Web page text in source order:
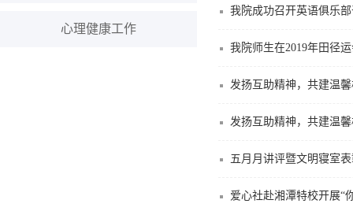
心理健康工作
我院成功召开英语俱乐
我院师生在2019年田径
发扬互助精神，共建温
发扬互助精神，共建温
五月月讲评暨文明寝室
爱心社赴湘潭特校开展“